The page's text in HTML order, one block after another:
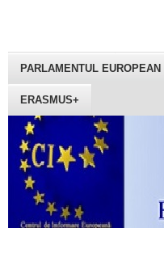
PARLAMENTUL EUROPEAN
ERASMUS+